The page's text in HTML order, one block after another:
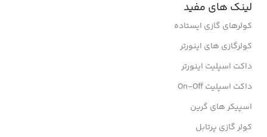
لینک های مفید
کولرهای گازی ایستاده
کولرگازی های اینورتر
داکت اسپلیت اینورتر
داکت اسپلیت On-Off
اسپیکر های گرین
کولر گازی پرتابل